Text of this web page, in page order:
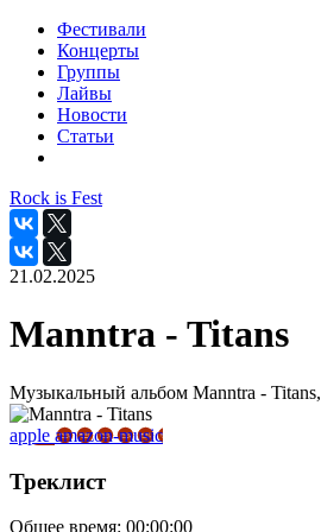
Фестивали
Концерты
Группы
Лайвы
Новости
Статьи
Rock is Fest
21.02.2025
Manntra - Titans
Музыкальный альбом Manntra -
apple amazon-music
Треклист
Общее время: 00:00:00